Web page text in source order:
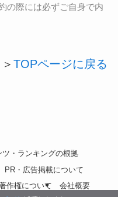
の際には必ずご自身で内
＞TOPページに戻る
ツ・ランキングの根拠
PR・広告掲載について
作権について 会社概要